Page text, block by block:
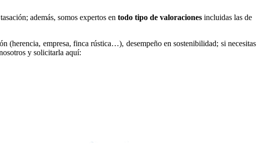
además, somos expertos en todo tipo de valoraciones incluidas las de
(herencia, empresa, finca rústica…), desempeño en sostenibilidad; si necesitas
y solicitarla aquí: